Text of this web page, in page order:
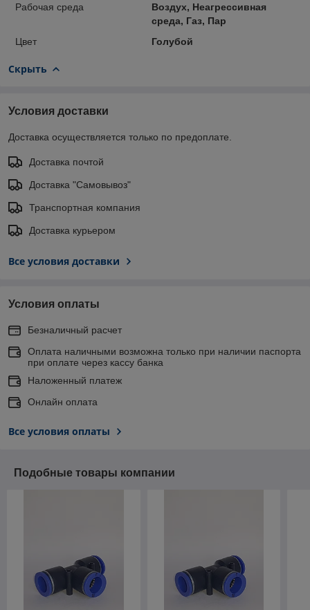
Рабочая среда
Воздух, Неагрессивная
среда, Газ, Пар
Цвет
Голубой
Скрыть
Условия доставки
Доставка осуществляется только по предоплате.
Доставка почтой
Доставка "Самовывоз"
Транспортная компания
Доставка курьером
Все условия доставки
Условия оплаты
Безналичный расчет
Оплата наличными возможна только при наличии паспорта
при оплате через кассу банка
Наложенный платеж
Онлайн оплата
Все условия оплаты
Подобные товары компании